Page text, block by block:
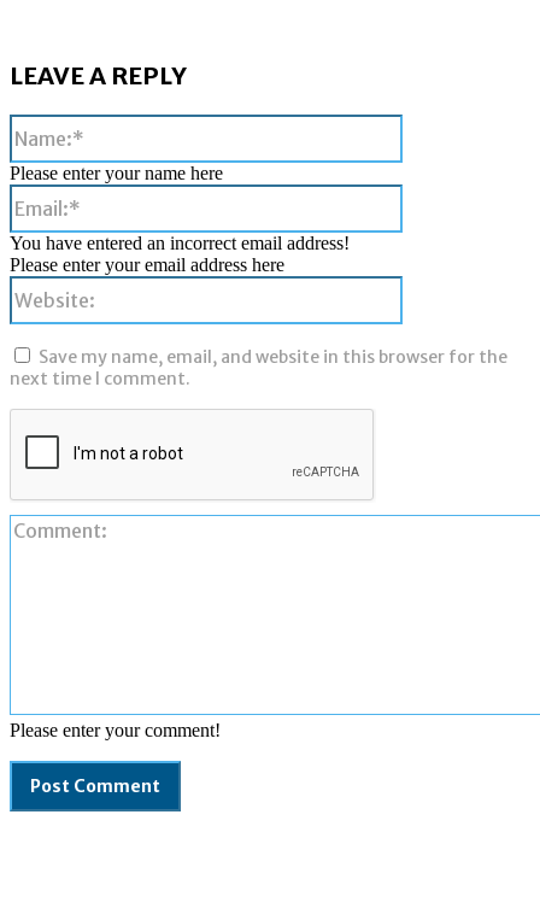
LEAVE A REPLY
Please enter your comment!
Please enter your name here
You have entered an incorrect email address!
Please enter your email address here
Save my name, email, and website in this browser for the
next time I comment.